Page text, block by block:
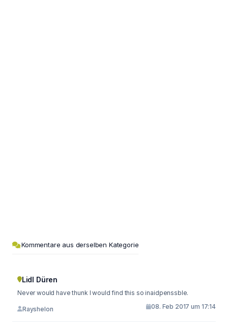
Kommentare aus derselben Kategorie
Lidl Düren
Never would have thunk I would find this so inaidpenssble.
Rayshelon 08. Feb 2017 um 17:14